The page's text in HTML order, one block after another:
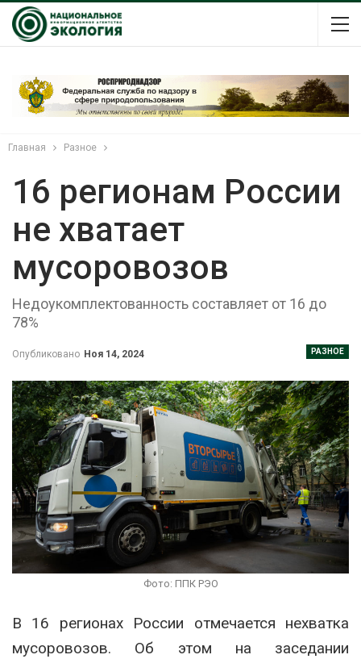
Главная Разное
16 регионам России
не хватает
мусоровозов
Недоукомплектованность составляет от 16 до
78%
РАЗНОЕ
Опубликовано Ноя 14, 2024
Фото: ППК РЭО
В 16 регионах России отмечается нехватка
мусоровозов. Об этом на заседании